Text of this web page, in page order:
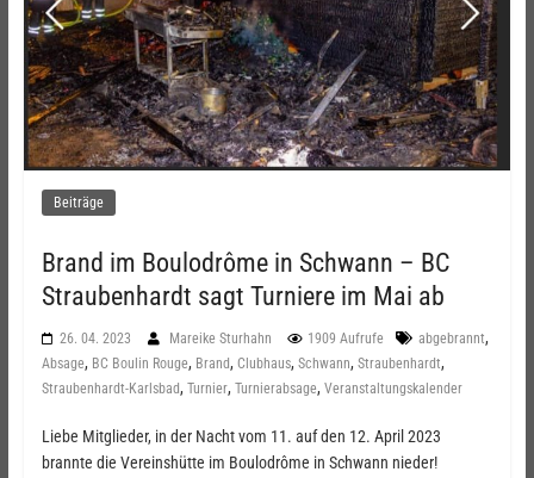
Beiträge
Brand im Boulodrôme in Schwann – BC
Straubenhardt sagt Turniere im Mai ab
26. 04. 2023 Mareike Sturhahn 1909 Aufrufe abgebrannt,
Absage, BC Boulin Rouge, Brand, Clubhaus, Schwann, Straubenhardt,
Straubenhardt-Karlsbad, Turnier, Turnierabsage, Veranstaltungskalender
Liebe Mitglieder, in der Nacht vom 11. auf den 12. April 2023
brannte die Vereinshütte im Boulodrôme in Schwann nieder!